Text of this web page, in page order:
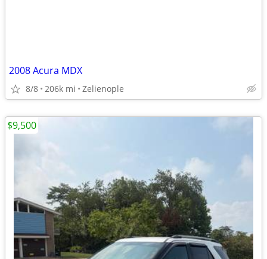
2008 Acura MDX
8/8 206k mi Zelienople
$9,500